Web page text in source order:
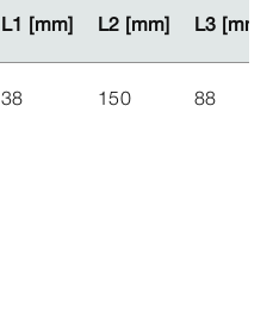
L1 [mm] L2 [mm] L3 [mm]
L1 [mm] L2 [mm] L3 [mm]
38 150 88